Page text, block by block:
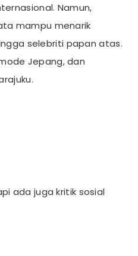
Namun,
mampu menarik
selebriti papan atas.
Jepang, dan
ada juga kritik sosial